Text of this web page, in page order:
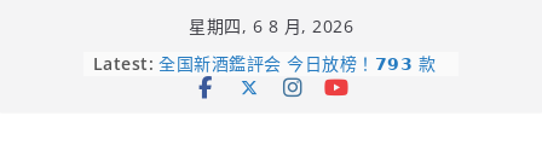
星期四, 6 8 月, 2026
Latest: 日本酒類地理標示 (GI) 認定一覽表
全国新酒鑑評会 今日放榜！𝟳𝟵𝟯 款